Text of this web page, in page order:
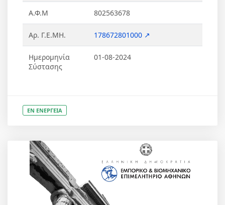
Α.Φ.Μ 802563678
Αρ. Γ.Ε.ΜΗ. 178672801000 ↗
Ημερομηνία
Σύστασης
01-08-2024
ΕΝ ΕΝΕΡΓΕΙΑ